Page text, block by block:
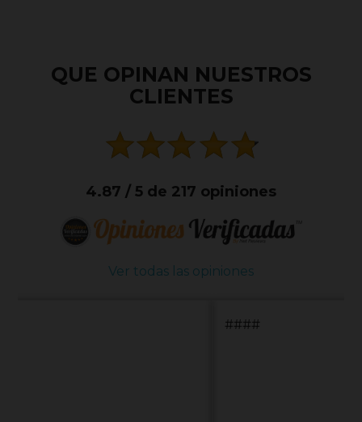
QUE OPINAN NUESTROS
CLIENTES
4.87 / 5 de 217 opiniones
Ver todas las opiniones